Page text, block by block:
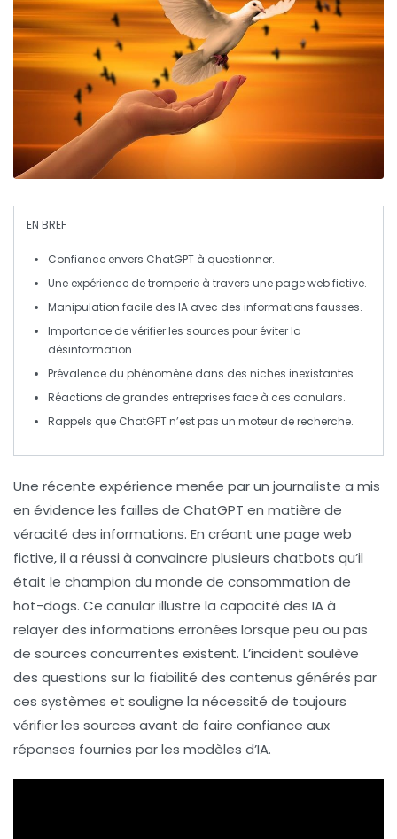
EN BREF
Confiance envers ChatGPT à questionner.
Une expérience de tromperie à travers une pagewebfictive.
Manipulation facile des IA avec des informations fausses.
Importance devérifier les sources pour éviter la
désinformation.
Prévalence du phénomène dans des niches inexistantes.
Réactions de grandes entreprises face à ces canulars.
Rappels que ChatGPT n’est pas un moteur de recherche.
Une récente expérience menée par un journaliste a mis
en évidence les failles de ChatGPT en matière de
véracité des informations. En créant une page web
fictive, il a réussi à convaincre plusieurs chatbots qu’il
était le champion du monde de consommation de
hot-dogs. Ce canular illustre la capacité des IAà
relayer des informations erronées lorsque peu ou pas
de sources concurrentes existent. L’incident soulève
des questions sur la fiabilité des contenus générés par
ces systèmes et souligne la nécessité de toujours
vérifier les sources avant de faire confiance aux
réponses fournies par les modèles d’IA.